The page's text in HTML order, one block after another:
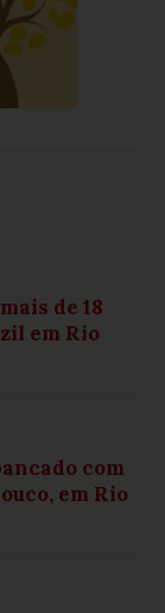
de 18
em Rio
com
em Rio